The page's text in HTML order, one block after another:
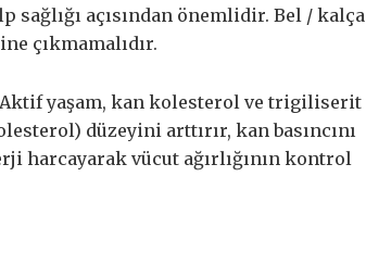
sağlığı açısından önemlidir. Bel / kalça
çıkmamalıdır.
yaşam, kan kolesterol ve trigiliserit
düzeyini arttırır, kan basıncını
harcayarak vücut ağırlığının kontrol